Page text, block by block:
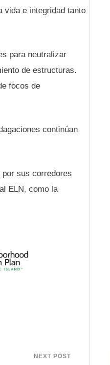
vida e integridad tanto
para neutralizar
de estructuras.
focos de
continúan
sus corredores
ELN, como la
NEXT POST